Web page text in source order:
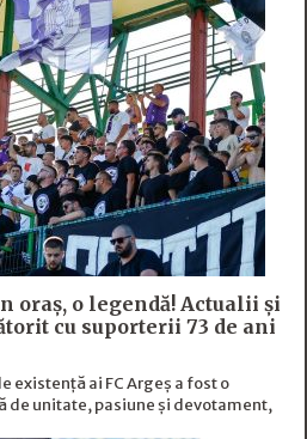
oraș, o legendă! Actualii şi
cu suporterii 73 de ani
existență ai FC Argeș a fost o
unitate, pasiune și devotament,